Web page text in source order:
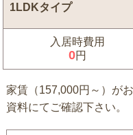
1LDKタイプ
入居時費用
0円
家賃（157,000円～）が
資料にてご確認下さい。